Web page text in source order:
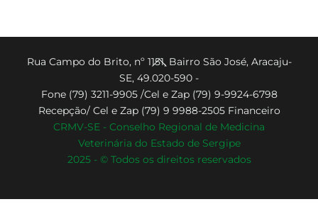
Back
To
Top
Rua Campo do Brito, nº 1151, Bairro São José, Aracaju-
SE, 49.020-590 -
Fone (79) 3211-9905 /Cel e Zap (79) 9-9924-6798
Recepção/ Cel e Zap (79) 9 9988-2505 Financeiro
CRMV-SE - Conselho Regional de Medicina
Veterinária do Estado de Sergipe
2025 - © Todos os direitos reservados